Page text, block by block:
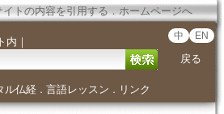
イトの内容を引用する．ホームページへ
内 ｜ 中 EN
戻る
ル仏経． 言語レッスン ． リンク